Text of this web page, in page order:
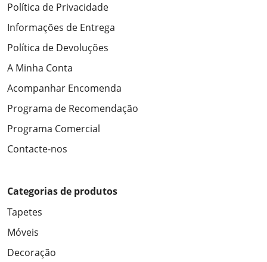
Política de Privacidade
Informações de Entrega
Política de Devoluções
A Minha Conta
Acompanhar Encomenda
Programa de Recomendação
Programa Comercial
Contacte-nos
Categorias de produtos
Tapetes
Móveis
Decoração